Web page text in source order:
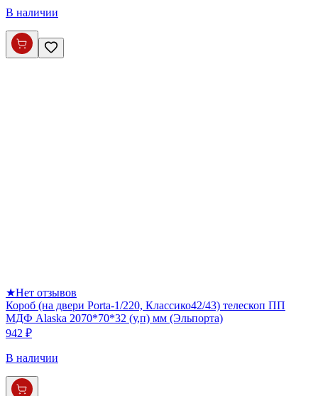
В наличии
★Нет отзывов
Короб (на двери Porta-1/220, Классико42/43) телескоп ПП
МДФ Alaska 2070*70*32 (у,п) мм (Эльпорта)
942 ₽
В наличии